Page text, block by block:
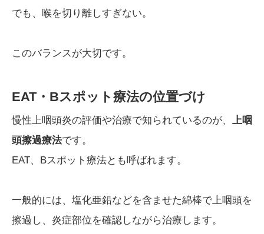
でも、喉を切り離しすぎない。
このバランスが大切です。
EAT・Bスポット療法の位置づけ
慢性上咽頭炎の評価や治療で知られているのが、 上咽
頭擦過療法です。
EAT、Bスポット療法とも呼ばれます。
一般的には、塩化亜鉛などを含ませた綿棒で上咽頭を
擦過し、炎症部位を確認しながら治療します。